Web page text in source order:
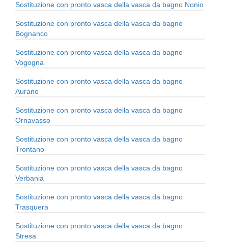
Sostituzione con pronto vasca della vasca da bagno Nonio
Sostituzione con pronto vasca della vasca da bagno
Bognanco
Sostituzione con pronto vasca della vasca da bagno
Vogogna
Sostituzione con pronto vasca della vasca da bagno
Aurano
Sostituzione con pronto vasca della vasca da bagno
Ornavasso
Sostituzione con pronto vasca della vasca da bagno
Trontano
Sostituzione con pronto vasca della vasca da bagno
Verbania
Sostituzione con pronto vasca della vasca da bagno
Trasquera
Sostituzione con pronto vasca della vasca da bagno
Stresa